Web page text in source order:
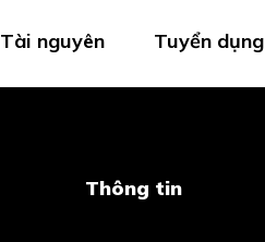
Tài nguyên Tuyển dụng
Thông tin